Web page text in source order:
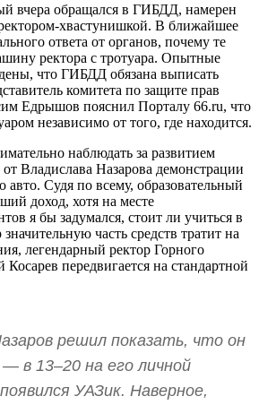
вчера обращался в ГИБДД, намерен
хвастунишкой. В ближайшее
ответа от органов, почему те
ректора с тротуара. Опытные
что ГИБДД обязана выписать
комитета по защите прав
Едрышов пояснил Порталу 66.ru, что
независимо от того, где находится.
наблюдать за развитием
Владислава Назарова демонстрации
авто. Судя по всему, образовательный
доход, хотя на месте
я бы задумался, стоит ли учиться в
часть средств тратит на
легендарный ректор Горного
передвигается на стандартной
решил показать, что он
в 13–20 на его личной
УАЗик. Наверное,